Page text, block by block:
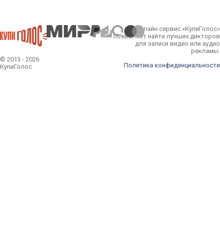
© 2013 - 2026
КупиГолос
Онлайн сервис «КупиГолос»
позволяет найти лучших дикторов
для записи видео или аудио
рекламы.
Политика конфиденциальности